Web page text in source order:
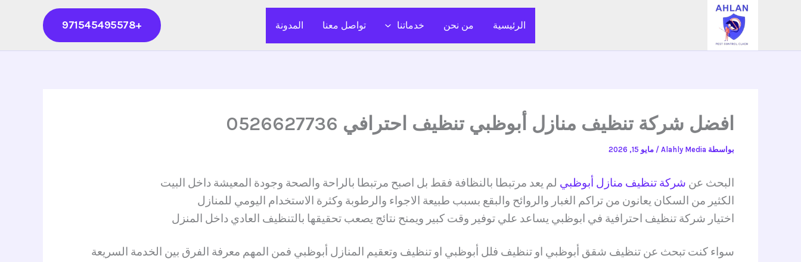
الرئيسية من نحن خدماتنا تواصل معنا المدونة +971545495578
افضل شركة تنظيف منازل أبوظبي تنظيف احترافي 0526627736
بواسطة Alahly Media
/ مايو 15, 2026
البحث عن شركة تنظيف منازل أبوظبي لم يعد مرتبطا بالنظافة فقط بل اصبح مرتبطا بالراحة والصحة وجودة المعيشة داخل البيت
الكثير من السكان يعانون من تراكم الغبار والروائح والبقع بسبب طبيعة الاجواء والرطوبة وكثرة الاستخدام اليومي للمنازل
اختيار شركة تنظيف احترافية في ابوظبي يساعد علي توفير وقت كبير ويمنح نتائج يصعب تحقيقها بالتنظيف العادي داخل المنزل
سواء كنت تبحث عن تنظيف شقق أبوظبي او تنظيف فلل أبوظبي او تنظيف وتعقيم المنازل أبوظبي فمن المهم معرفة الفرق بين الخدمة السريعة